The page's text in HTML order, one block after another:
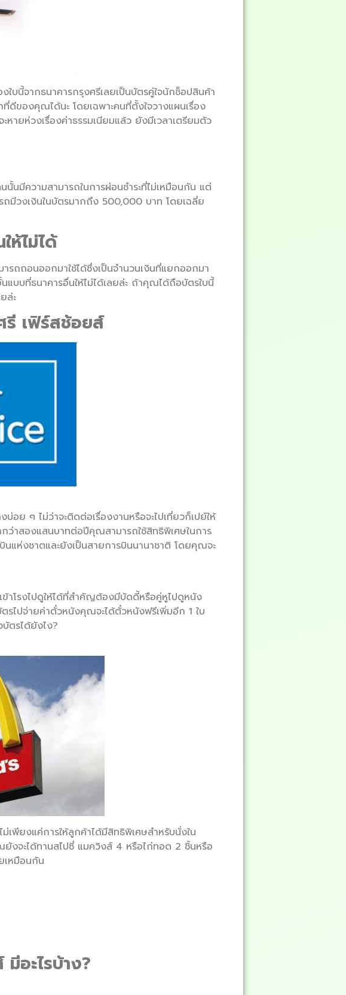
บนี้จากธนาคารกรุงศรีเลยเป็นบัตรคู่ใจนักช็อปสินค้า
ดีของคุณได้นะ โดยเฉพาะคนที่ตั้งใจวางแผนเรื่อง
หายห่วงเรื่องค่าธรรมเนียมแล้ว ยังมีเวลาเตรียมตัว
นมีความสามารถในการผ่อนชำระที่ไม่เหมือนกัน แต่
ถมีวงเงินในบัตรมากถึง 500,000 บาท โดยเฉลี่ย
ห้ไม่ได้
รถถอนออกมาใช้ได้ซึ่งเป็นจำนวนเงินที่แยกออกมา
แบบที่ธนาคารอื่นให้ไม่ได้เลยล่ะ ถ้าคุณได้ถือบัตรใบนี้
ล่ะ
รี เฟิร์สช้อยส์
อย ๆ ไม่ว่าจะติดต่อเรื่องงานหรือจะไปเที่ยวก็เปย์ให้
ว่าสองแสนบาทต่อปีคุณสามารถใช้สิทธิพิเศษในการ
แห่งชาตและยังเป็นสายการบินนานาชาติ โดยคุณจะ
าโรงไปดูให้ได้ที่สำคัญต้องมีบัดดี้หรือคู่หูไปดูหนัง
รไปจ่ายค่าตั๋วหนังคุณจะได้ตั๋วหนังฟรีเพิ่มอีก 1 ใบ
ตรได้ยังไง?
เพียงแค่การให้ลูกค้าได้มีสิทธิพิเศษสำหรับนั่งใน
ยังจะได้ทานสไปซี่ แมควิงส์ 4 หรือไก่ทอด 2 ชิ้นหรือ
เหมือนกัน
มีอะไรบ้าง?